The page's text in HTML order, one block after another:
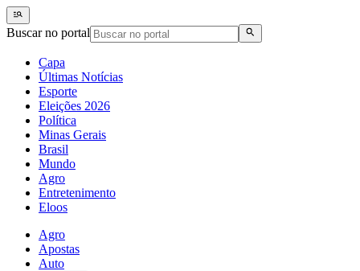
Buscar no portal
Capa
Últimas Notícias
Esporte
Eleições 2026
Política
Minas Gerais
Brasil
Mundo
Agro
Entretenimento
Eloos
Agro
Apostas
Auto